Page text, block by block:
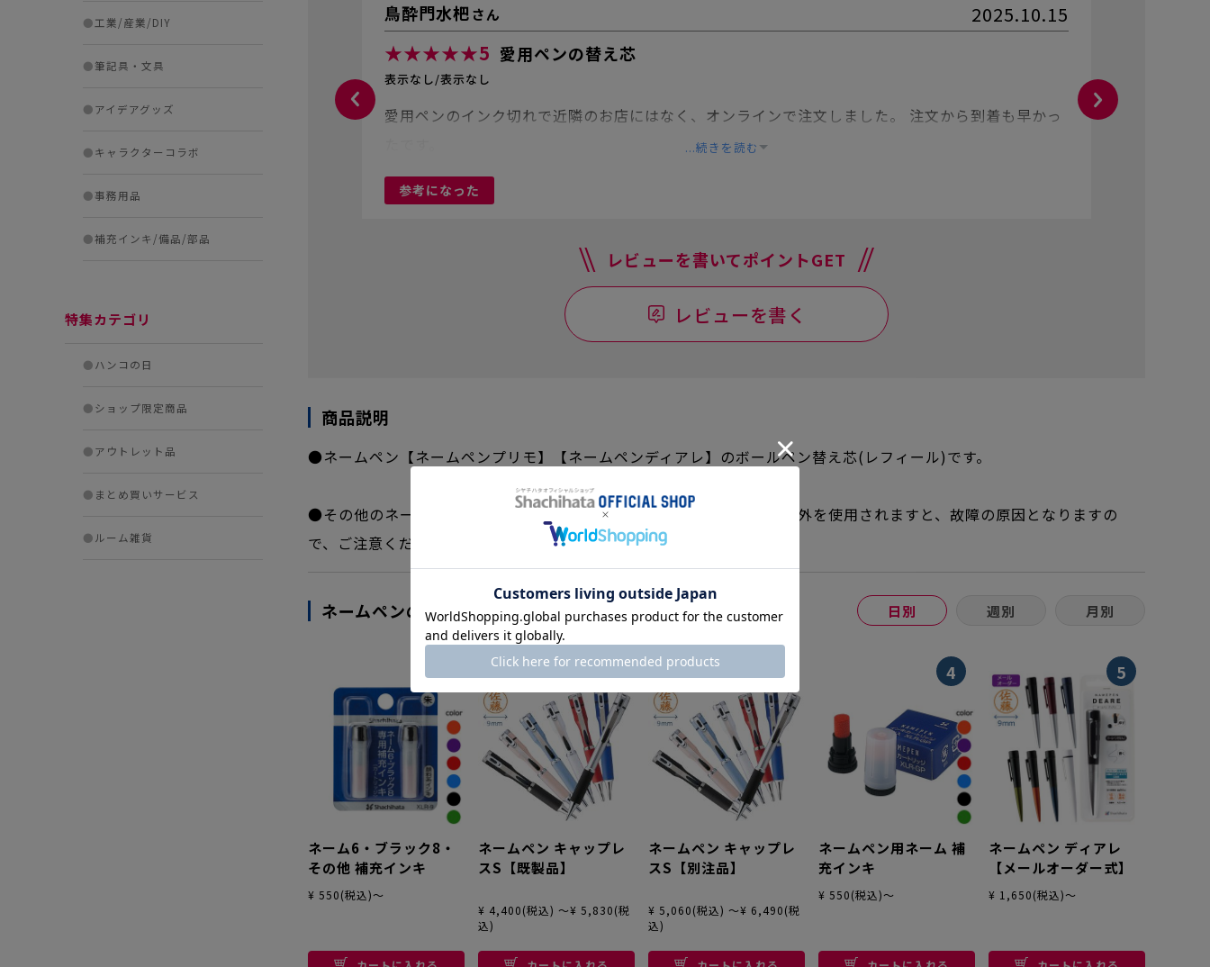
●工業/産業/DIY
●筆記具・文具
●アイデアグッズ
●キャラクターコラボ
●事務用品
●補充インキ/備品/部品
特集カテゴリ
●ハンコの日
●ショップ限定商品
●アウトレット品
● まとめ買いサービス
● ルーム雑貨
鳥酔門水杷さん
2025.10.15
★★★★★5 愛用ペンの替え芯
表示なし/表示なし
愛用ペンのインク切れで近隣のお店にはなく、オンラインで注文しました。 注文から到着も早かっ
...続きを読む
参考になった
レビューを書いてポイントGET
レビューを書く
商品説明
●ネームペン【ネームペンプリモ】【ネームペンディアレ】のボールペン替え芯(レフィール)です。
●その他のネームペンにはご使用いただけません。専用のレフィール以外を使用されますと、故障の原因となりますの
で、ご注意ください。
ネームペンのランキング 日別 週別 月別
ネーム6・ブラック8・
その他 補充インキ
¥ 550(税込)～
2
ネームペン キャップレ
スS【既製品】
¥ 4,400(税込) ～¥ 5,830(税
込)
3
ネームペン キャップレ
スS【別注品】
¥ 5,060(税込) ～¥ 6,490(税
込)
4
ネームペン用ネーム 補
充インキ
¥ 550(税込)～
5
ネームペン ディアレ
【メールオーダー式】
¥ 1,650(税込)～